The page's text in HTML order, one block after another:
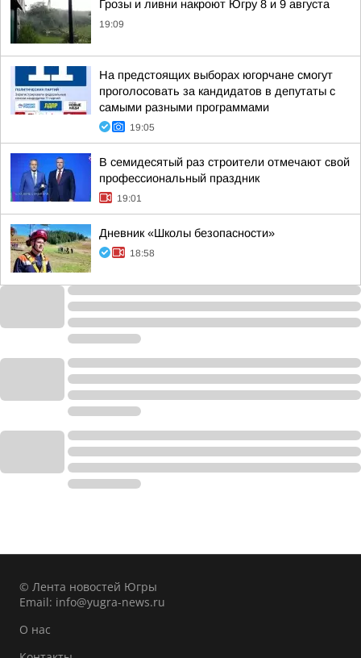
Грозы и ливни накроют Югру 8 и 9 августа
19:09
На предстоящих выборах югорчане смогут
проголосовать за кандидатов в депутаты с
самыми разными программами
19:05
В семидесятый раз строители отмечают свой
профессиональный праздник
19:01
Дневник «Школы безопасности»
18:58
© Лента новостей Югры
Email: info@yugra-news.ru
О нас